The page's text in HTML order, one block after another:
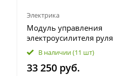
Электрика
Модуль управления
электроусилителя руля
ATV X5 H.O, X4 EPS, X6
EPS, 600 EPS, 500 HO
9CR6-151000
В наличии(11 шт)
33 250 руб.